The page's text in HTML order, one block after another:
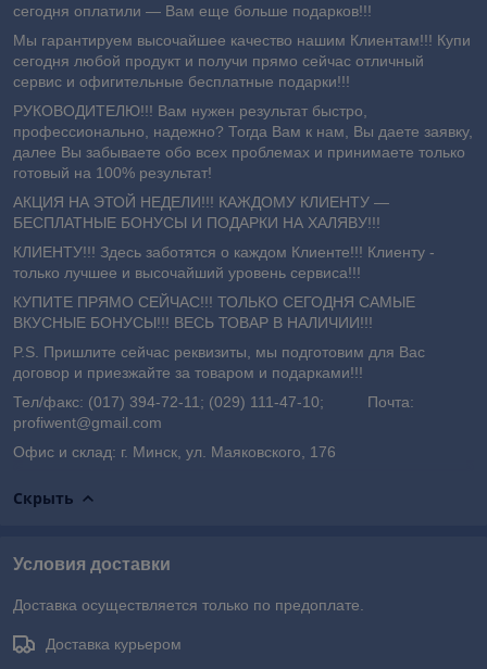
сегодня оплатили ― Вам еще больше подарков!!!
Мы гарантируем высочайшее качество нашим Клиентам!!! Купи
сегодня любой продукт и получи прямо сейчас отличный
сервис и офигительные бесплатные подарки!!!
РУКОВОДИТЕЛЮ!!! Вам нужен результат быстро,
профессионально, надежно? Тогда Вам к нам, Вы даете заявку,
далее Вы забываете обо всех проблемах и принимаете только
готовый на 100% результат!
АКЦИЯ НА ЭТОЙ НЕДЕЛИ!!! КАЖДОМУ КЛИЕНТУ —
БЕСПЛАТНЫЕ БОНУСЫ И ПОДАРКИ НА ХАЛЯВУ!!!
КЛИЕНТУ!!! Здесь заботятся о каждом Клиенте!!! Клиенту -
только лучшее и высочайший уровень сервиса!!!
КУПИТЕ ПРЯМО СЕЙЧАС!!! ТОЛЬКО СЕГОДНЯ САМЫЕ
ВКУСНЫЕ БОНУСЫ!!! ВЕСЬ ТОВАР В НАЛИЧИИ!!!
P.S. Пришлите сейчас реквизиты, мы подготовим для Вас
договор и приезжайте за товаром и подарками!!!
Тел/факс: (017) 394-72-11; (029) 111-47-10; Почта:
profiwent@gmail.com
Офис и склад: г. Минск, ул. Маяковского, 176
Скрыть
Условия доставки
Доставка осуществляется только по предоплате.
Доставка курьером